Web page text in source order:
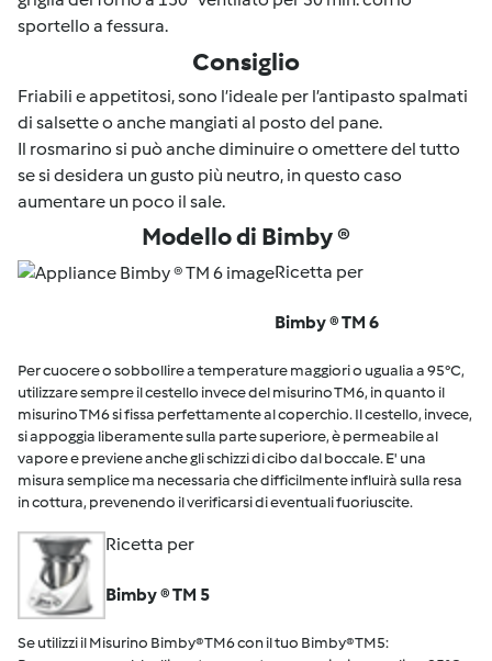
sportello a fessura.
Consiglio
Friabili e appetitosi, sono l’ideale per l’antipasto spalmati
di salsette o anche mangiati al posto del pane.
Il rosmarino si può anche diminuire o omettere del tutto
se si desidera un gusto più neutro, in questo caso
aumentare un poco il sale.
Modello di Bimby ®
Ricetta per
Bimby ® TM 6
Per cuocere o sobbollire a temperature maggiori o ugualia a 95°C,
utilizzare sempre il cestello invece del misurino TM6, in quanto il
misurino TM6 si fissa perfettamente al coperchio. Il cestello, invece,
si appoggia liberamente sulla parte superiore, è permeabile al
vapore e previene anche gli schizzi di cibo dal boccale. E' una
misura semplice ma necessaria che difficilmente influirà sulla resa
in cottura, prevenendo il verificarsi di eventuali fuoriuscite.
Ricetta per
Bimby ® TM 5
Se utilizzi il Misurino Bimby® TM6 con il tuo Bimby® TM5: